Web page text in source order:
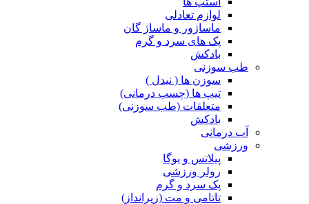
لوازم تعادلی
ماساژور و ماساژ گان
پک های سرد و گرم
بادکش
طب سوزنی
سوزن ها ( نیدل )
تیپ ها (چسب درمانی)
متعلقات (طب سوزنی)
بادکش
آب درمانی
ورزشی
پیلاتس و یوگا
رولر ورزشی
پک سرد و گرم
تاتامی و مت (زیرانداز)